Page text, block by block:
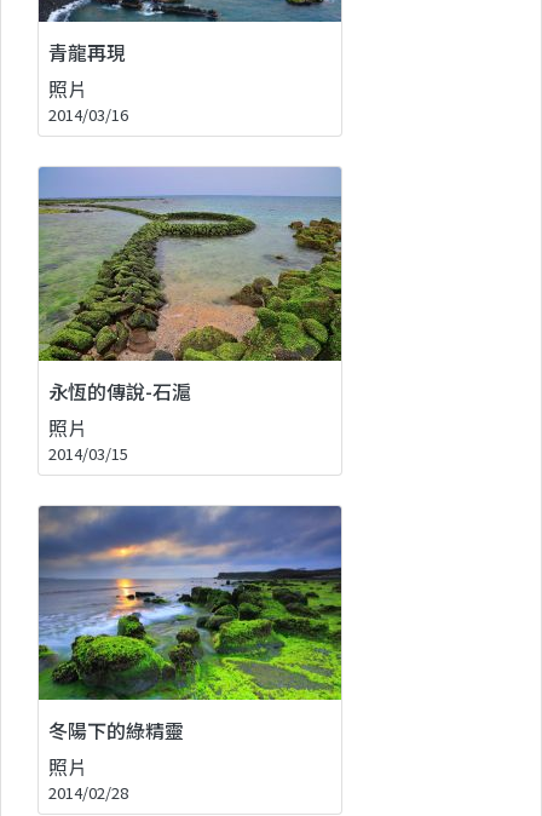
青龍再現
照片
2014/03/16
永恆的傳說-石滬
照片
2014/03/15
冬陽下的綠精靈
照片
2014/02/28